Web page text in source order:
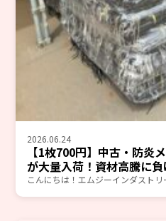
2026.06.24
【1枚700円】中古・防炎
が大量入荷！資材高騰に
こんにちは！エムジーインダスト